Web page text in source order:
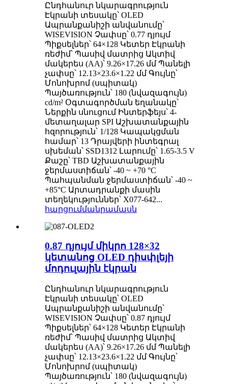
Ընդհանուր նկարագրություն
Էկրանի տեսակը՝ OLED
Ապրանքանիշի անվանումը՝
WISEVISION Չափսը՝ 0.77 դյույմ
Պիքսելներ՝ 64×128 Կետեր Էկրանի
ռեժիմ՝ Պասիվ մատրից Ակտիվ
մակերես (AA)՝ 9.26×17.26 մմ Պանելի
չափսը՝ 12.13×23.6×1.22 մմ Գույնը՝
Մոնոխրոմ (սպիտակ)
Պայծառություն՝ 180 (նվազագույն)
cd/m² Օգտագործման եղանակը՝
Ներքին սնուցում Ինտերֆեյս՝ 4-
մետաղալար SPI Աշխատանքային
հզորություն՝ 1/128 Կապակցման
համար՝ 13 Դրայվերի ինտեգրալ
սխեման՝ SSD1312 Լարումը՝ 1.65-3.5 V
Քաշը՝ TBD Աշխատանքային
ջերմաստիճան՝ -40 ~ +70 °C
Պահպանման ջերմաստիճան՝ -40 ~
+85°C Արտադրանքի մասին
տեղեկություններ՝ X077-642...
հարցումմանրամասն
0.87 դյույմ միկրո 128×32
կետանոց OLED դիսփլեյի
մոդուլային էկրան
Ընդհանուր նկարագրություն
Էկրանի տեսակը՝ OLED
Ապրանքանիշի անվանումը՝
WISEVISION Չափսը՝ 0.87 դյույմ
Պիքսելներ՝ 64×128 Կետեր Էկրանի
ռեժիմ՝ Պասիվ մատրից Ակտիվ
մակերես (AA)՝ 9.26×17.26 մմ Պանելի
չափսը՝ 12.13×23.6×1.22 մմ Գույնը՝
Մոնոխրոմ (սպիտակ)
Պայծառություն՝ 180 (նվազագույն)